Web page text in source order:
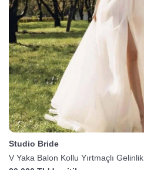
Studio Bride
V Yaka Balon Kollu Yırtmaçlı Gelinlik